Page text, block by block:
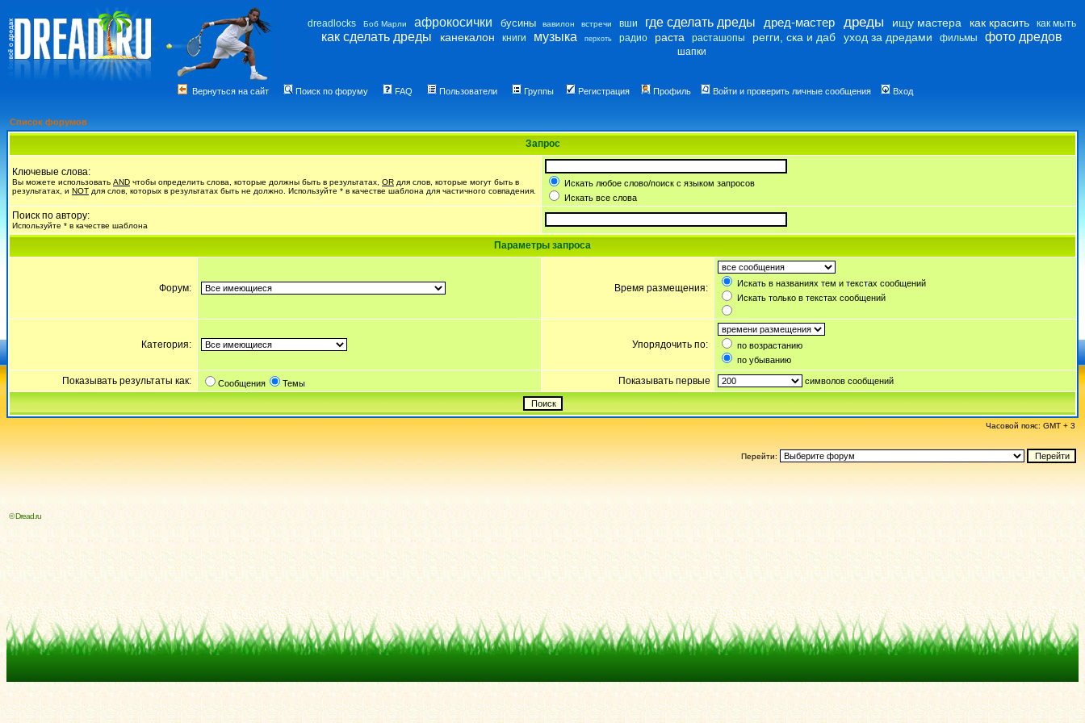
dreadlocks Боб Марли афрокосички бусины вавилон встречи вши где сделать дреды дред-мастер дреды ищу мастера как красить как мыть
как сделать дреды канекалон книги музыка перхоть радио раста расташопы регги, ска и даб уход за дредами фильмы фото дредов
шапки
Вернуться на сайт Поиск по форуму FAQ Пользователи Группы Регистрация Профиль Войти и проверить личные сообщения Вход
Список форумов
Запрос
Ключевые слова:
Вы можете использовать AND чтобы определить слова, которые должны быть в результатах, OR для слов, которые могут быть в
результатах, и NOT для слов, которых в результатах быть не должно. Используйте * в качестве шаблона для частичного совпадения.
Искать любое слово/поиск с языком запросов
Искать все слова
Поиск по автору:
Используйте * в качестве шаблона
Параметры запроса
Форум: Время размещения:
Искать в названиях тем и текстах сообщений
Искать только в текстах сообщений
Категория: Упорядочить по:
по возрастанию
по убыванию
Показывать результаты как: Сообщения Темы Показывать первые символов сообщений
Часовой пояс: GMT + 3
Перейти:
© Dread.ru